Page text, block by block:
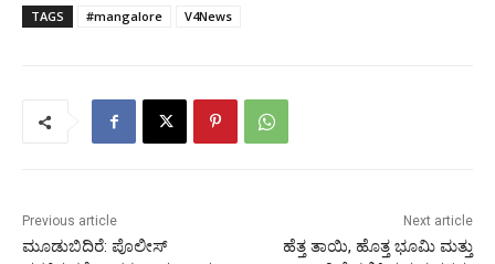
TAGS #mangalore V4News
Previous article
ಮೂಡುಬಿದಿರೆ: ಪೊಲೀಸ್
Next article
ಹೆತ್ತ ತಾಯಿ, ಹೊತ್ತ ಭೂಮಿ ಮತ್ತು